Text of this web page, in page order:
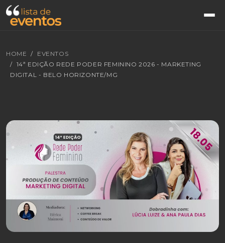
HOME
EVENTOS
14ª EDIÇÃO REDE PODER FEMININO 2026 - MARKETING
DIGITAL - BELO HORIZONTE/MG